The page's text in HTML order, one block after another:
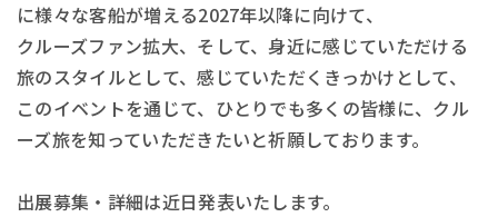
に様々な客船が増える2027年以降に向けて、
クルーズファン拡大、そして、身近に感じていただける
旅のスタイルとして、感じていただくきっかけとして、
このイベントを通じて、ひとりでも多くの皆様に、クル
ーズ旅を知っていただきたいと祈願しております。
出展募集・詳細は近日発表いたします。